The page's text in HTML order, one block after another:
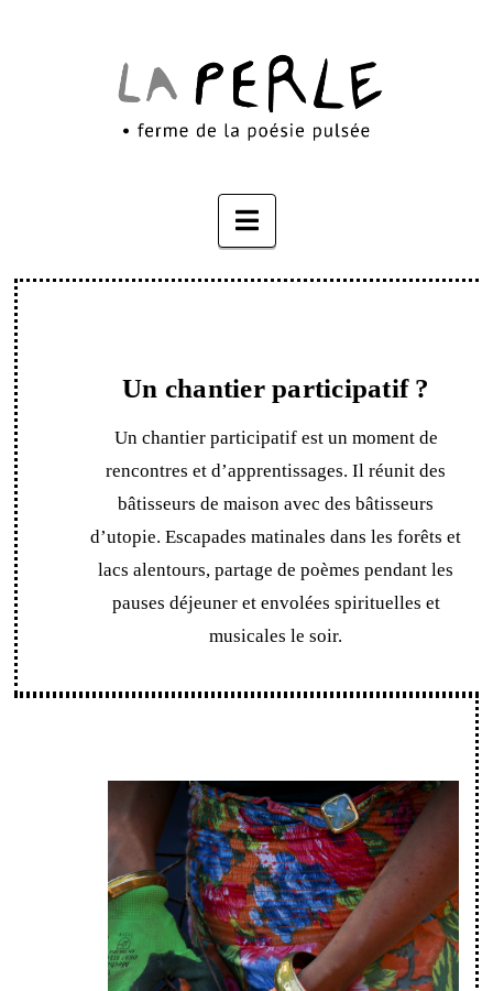
Navigation
Un chantier participatif ?
Un chantier participatif est un moment de
rencontres et d’apprentissages. Il réunit des
bâtisseurs de maison avec des bâtisseurs
d’utopie. Escapades matinales dans les forêts et
lacs alentours, partage de poèmes pendant les
pauses déjeuner et envolées spirituelles et
musicales le soir.